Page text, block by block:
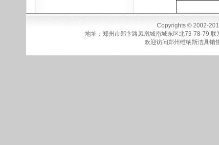
Copyrights © 2002-
地址：郑州市郑卞路凤凰城南城东区北73-78-79 联
欢迎访问郑州维纳斯洁具销